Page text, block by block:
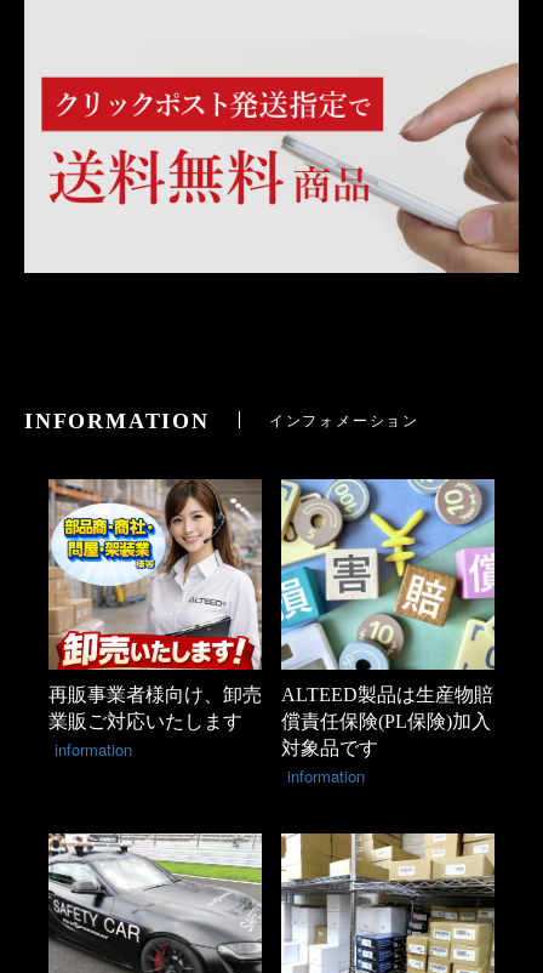
INFORMATION インフォメーション
再販事業者様向け、卸売
業販ご対応いたします
information
ALTEED製品は生産物賠
償責任保険(PL保険)加入
対象品です
information